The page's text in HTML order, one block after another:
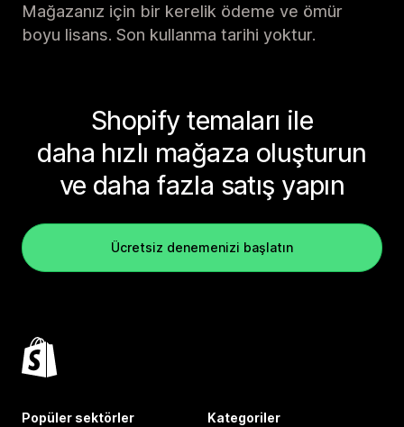
Mağazanız için bir kerelik ödeme ve ömür
boyu lisans. Son kullanma tarihi yoktur.
Shopify temaları ile
daha hızlı mağaza oluşturun
ve daha fazla satış yapın
Ücretsiz denemenizi başlatın
Popüler sektörler Kategoriler